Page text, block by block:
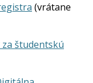
(vrátane
študentskú